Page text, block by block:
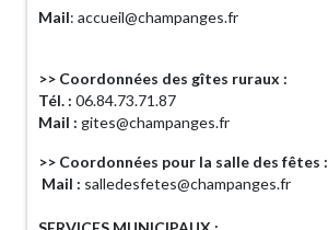
Mail: accueil@champanges.fr
>> Coordonnées des gîtes ruraux :
Tél. : 06.84.73.71.87
Mail : gites@champanges.fr
>> Coordonnées pour la salle des fêtes :
Mail : salledesfetes@champanges.fr